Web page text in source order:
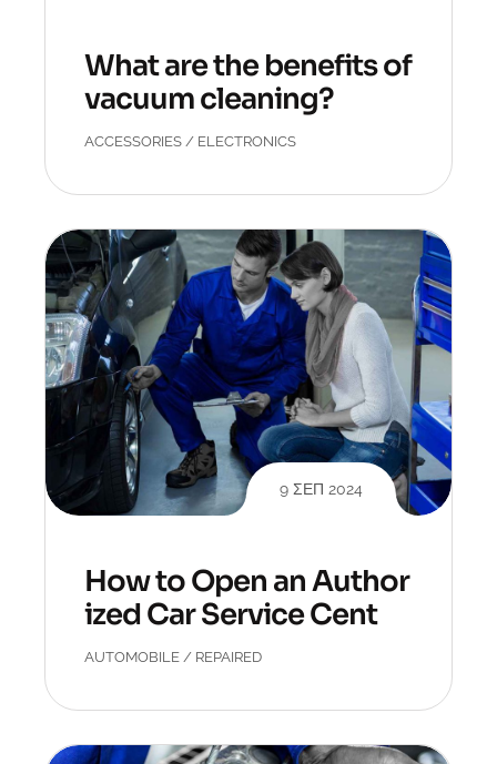
What are the benefits of
vacuum cleaning?
ACCESSORIES / ELECTRONICS
9 ΣΕΠ 2024
How to Open an Author
ized Car Service Cente
r?
AUTOMOBILE / REPAIRED